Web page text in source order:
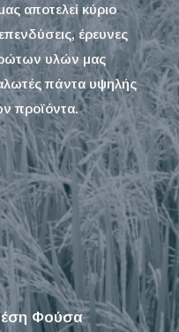
αποτελεί κύριο
έρευνες
υλών μας
πάντα υψηλής
προϊόντα.
Φούσα